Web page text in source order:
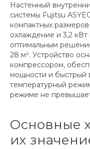
Настенный
системы Fujitsu
компактных
охлаждение и 3,2 кВт
оптимальным
28 м². Устройство
компрессором,
мощности и быстрый
температурный
режиме не
Основные
их